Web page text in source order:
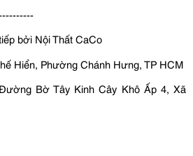
bởi Nội Thất CaCo
Hiển, Phường Chánh Hưng, TP HCM
Bờ Tây Kinh Cây Khô Ấp 4, Xã